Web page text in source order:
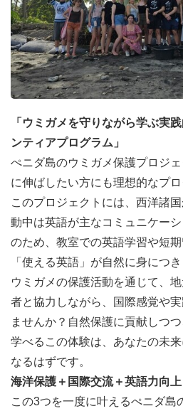
「ウミガメを守りながら学ぶ実
ンティアプログラム」
ぺニダ島のウミガメ保護プロジ
に伸ばしたい方にも理想的なプロ
このプロジェクトには、西洋諸
動中は英語が主なコミュニケー
のため、教室での英語学習や短期
「使える英語」が自然に身につき
ウミガメの保護活動を通じて、
者と協力しながら、国際感覚や
ませんか？自然保護に貢献しつ
学べるこの体験は、あなたの未
なるはずです。
海洋保護＋国際交流＋英語力向上
この3つを一度に叶えるぺニダ島